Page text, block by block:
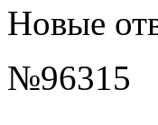
Новые
№96315